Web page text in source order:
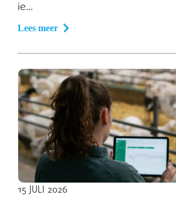
ie...
Lees meer
15 JULI 2026